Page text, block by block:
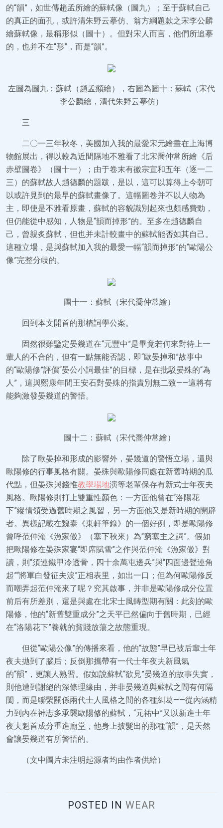
的“韻”，如世傳趙孟所繪的蘇軾像（圖九）；至于蘇軾自己
的真正的面孔，或許清朱野云摹仿、翁方綱題款之宋李公麟
繪蘇軾像，最稱形似（圖十）。但對宋人而言，他們所追摹
的，也并不在“形”，而是“韻”。
左圖為圖九：蘇軾（趙孟頫繪），右圖為圖十：蘇軾（宋代
李公麟繪，清代朱野云摹仿）
三
二〇一三年秋冬，美國加入我的最愛宋元繪畫在上海博
物館展出，得以較為近間隔地不雅看了北宋喬仲常所繪《后
赤壁圖卷》（圖十一）；由于卷末有徽宗宣和五年（逐一二
三）的蘇軾故人趙德麟的題跋，是以，這可以算得上今朝可
以或許見到的最早的蘇軾畫像了。這幅圖卷并不以人物為
主，即使是不雅看原畫，蘇軾的容貌識別起來也頗感費勁，
但仍能從中感知，人物是“韻而掉形”的。至多在趙德麟自
己，曾親炙蘇軾，但也并未計較畫中的蘇軾能否如其自己。
這種立場，是與蘇軾加入我的最愛一幅“韻而掉形”的“歐陽公
像”完整分歧的。
圖十一：蘇軾（宋代喬仲常繪）
回到本文開首的那樁詞學公案。
固然很難鑒定晏幾道在“元豐中”是畢竟若何來對待上一
輩人的不合的，但有一點無能否認，即“歐晏掉和”故事中
的“歐陽修”評價“晏公小詞最佳”的目標，是在批駁晏殊的“為
人”，這與熙康年間王安石對晏殊的指責別無二致——這將有
能夠激發晏幾道的警悟。
圖十二：蘇軾（宋代喬仲常繪）
除了歐晏掉和形成的影響外，晏幾道的警悟立場，還與
歐陽修的行事風格有關。晏殊與歐陽修同處在新舊時期的瓜
代點，但晏殊與錢惟教學場地演等老輩保存有新式士年夜夫
風格。歐陽修則打上雙重性顏色：一方面他曾在“洛陽花
下”縱情領受過舊時期之風習，另一方面他又是新時期的開辟
者。異樣記載在魏泰《東軒筆錄》的一個好例，即是歐陽修
曾呼范仲淹《漁家傲》（塞下秋來）為“窮塞主之詞”。假如
把歐陽修在晏殊家宴“即席賦雪”之作與范仲淹《漁家傲》對
讀，則“須連鐵甲冷透骨，四十余萬屯邊兵”與“四面邊聲連角
起”“將軍白發征夫淚”正相表里，如出一口；但為何歐陽修反
而嘲弄起范仲淹來了呢？究其啟事，并非是歐陽修成分位置
前后有所差別，還是與處在北宋士風轉型期有關：此刻的歐
陽修，他的“新舊雙重成分”之天平已然偏向于舊時期，已經
在“洛陽花下”養就的貧賤放蕩之故態重現。
但從“歐陽公像”的傳播來看，他的“故態”早已被后輩士年
夜夫拋到了腦后；反倒那攜帶有一代士年夜夫新風氣
的“韻”，更讓人熟習。假如說蘇軾“欲見”晏幾道的故事失實，
則他遭到謝絕的深條理緣由，并非晏幾道與蘇軾之間有何隔
閡，而是聯繫關係兩代士人風格之間的各種糾葛——從內涵精
力到內在神志多承襲歐陽修的蘇軾，“元祐中”又以新進士年
夜夫魁首成分重進廟堂，他身上披髮出的那種“韻”，是天然
會讓晏幾道有所警悟的。
（文中圖片未注明起源者均由作者供給）
POSTED IN WEAR